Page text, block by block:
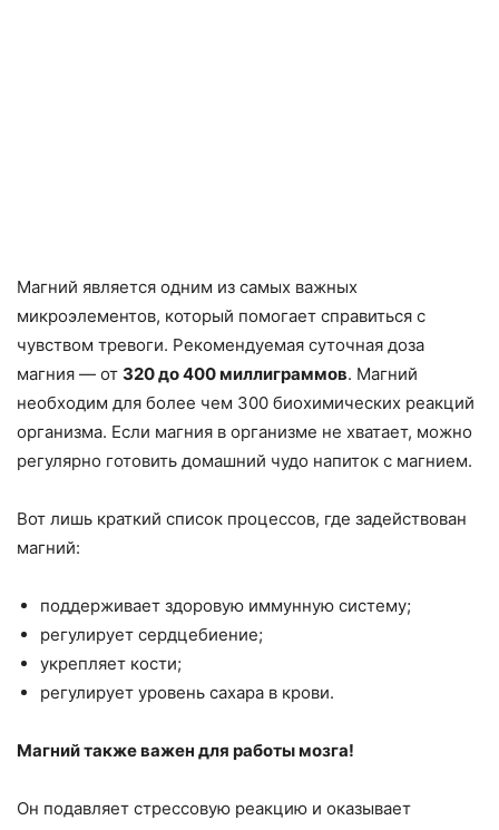
Магний является одним из самых важных
микроэлементов, который помогает справиться с
чувством тревоги. Рекомендуемая суточная доза
магния — от 320 до 400 миллиграммов. Магний
необходим для более чем 300 биохимических реакций
организма. Если магния в организме не хватает, можно
регулярно готовить домашний чудо напиток с магнием.
Вот лишь краткий список процессов, где задействован
магний:
поддерживает здоровую иммунную систему;
регулирует сердцебиение;
укрепляет кости;
регулирует уровень сахара в крови.
Магний также важен для работы мозга!
Он подавляет стрессовую реакцию и оказывает